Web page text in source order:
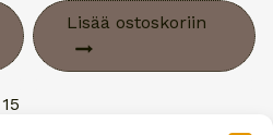
Lisää ostoskoriin